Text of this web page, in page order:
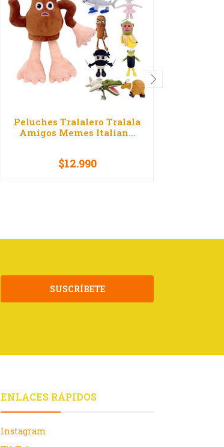
Peluches Tralalero Tralala
Amigos Memes Italian...
VER OPCIONES
$12.990
SUSCRÍBETE
ENLACES RÁPIDOS
Instagram